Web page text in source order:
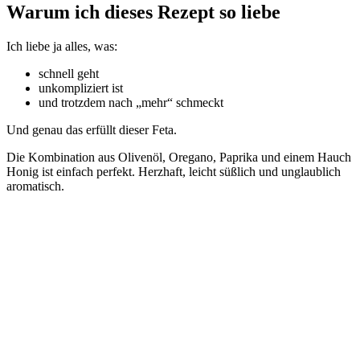
Warum ich dieses Rezept so liebe
Ich liebe ja alles, was:
schnell geht
unkompliziert ist
und trotzdem nach „mehr“ schmeckt
Und genau das erfüllt dieser Feta.
Die Kombination aus Olivenöl, Oregano, Paprika und einem Hauch
Honig ist einfach perfekt. Herzhaft, leicht süßlich und unglaublich
aromatisch.